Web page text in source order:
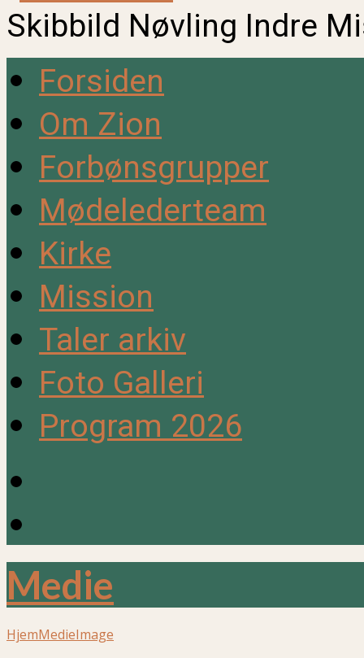
Skibbild Nøvling Indre
Forsiden
Om Zion
Forbønsgrupper
Mødelederteam
Kirke
Mission
Taler arkiv
Foto Galleri
Program 2026
Medie
HjemMedieImage